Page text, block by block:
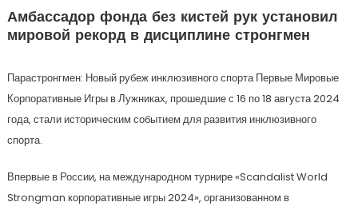
Амбассадор фонда без кистей рук установил
мировой рекорд в дисциплине стронгмен
Парастронгмен: Новый рубеж инклюзивного спорта Первые Мировые
Корпоративные Игры в Лужниках, прошедшие с 16 по 18 августа 2024
года, стали историческим событием для развития инклюзивного
спорта.
Впервые в России, на международном турнире «Scandalist World
Strongman корпоративные игры 2024», организованном в